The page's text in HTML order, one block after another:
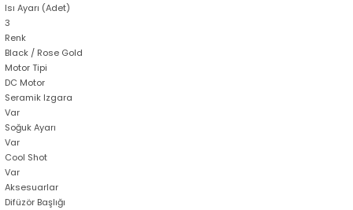
Isı Ayarı (Adet)
3
Renk
Black / Rose Gold
Motor Tipi
DC Motor
Seramik Izgara
Var
Soğuk Ayarı
Var
Cool Shot
Var
Aksesuarlar
Difüzör Başlığı